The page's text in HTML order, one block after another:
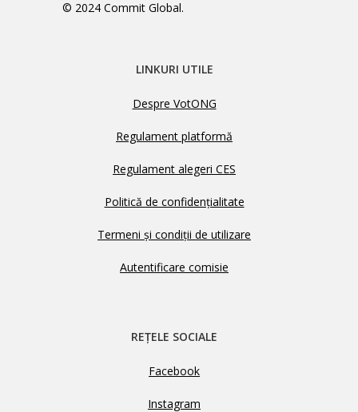
© 2024 Commit Global.
LINKURI UTILE
Despre VotONG
Regulament platformă
Regulament alegeri CES
Politică de confidențialitate
Termeni și condiții de utilizare
Autentificare comisie
REȚELE SOCIALE
Facebook
Instagram